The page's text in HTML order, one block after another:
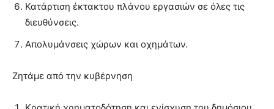
Κατάρτιση έκτακτου πλάνου εργασιών σε όλες τις
διευθύνσεις.
Απολυμάνσεις χώρων και οχημάτων.
Ζητάμε από την κυβέρνηση